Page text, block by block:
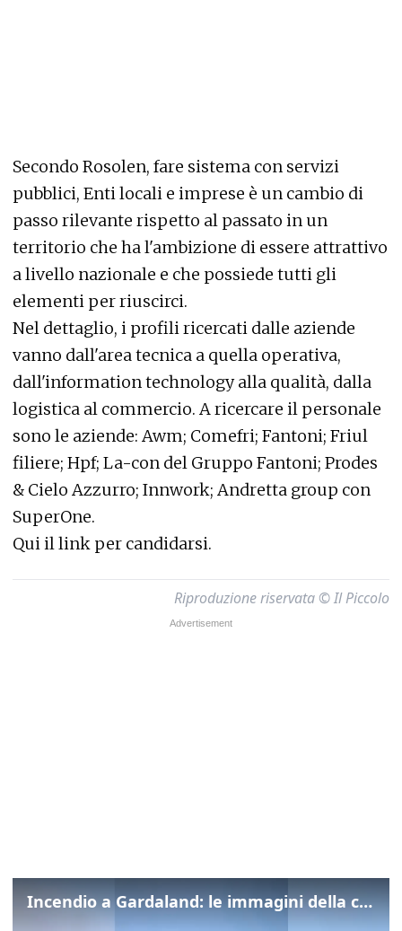
Secondo Rosolen, fare sistema con servizi
pubblici, Enti locali e imprese è un cambio di
passo rilevante rispetto al passato in un
territorio che ha l'ambizione di essere attrattivo
a livello nazionale e che possiede tutti gli
elementi per riuscirci.
Nel dettaglio, i profili ricercati dalle aziende
vanno dall'area tecnica a quella operativa,
dall'information technology alla qualità, dalla
logistica al commercio. A ricercare il personale
sono le aziende: Awm; Comefri; Fantoni; Friul
filiere; Hpf; La-con del Gruppo Fantoni; Prodes
& Cielo Azzurro; Innwork; Andretta group con
SuperOne.
Qui il link per candidarsi.
Riproduzione riservata © Il Piccolo
Incendio a Gardaland: le immagini della colonna di fumo